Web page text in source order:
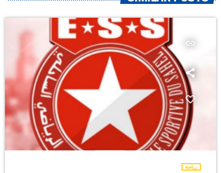
insert_link
رياضة